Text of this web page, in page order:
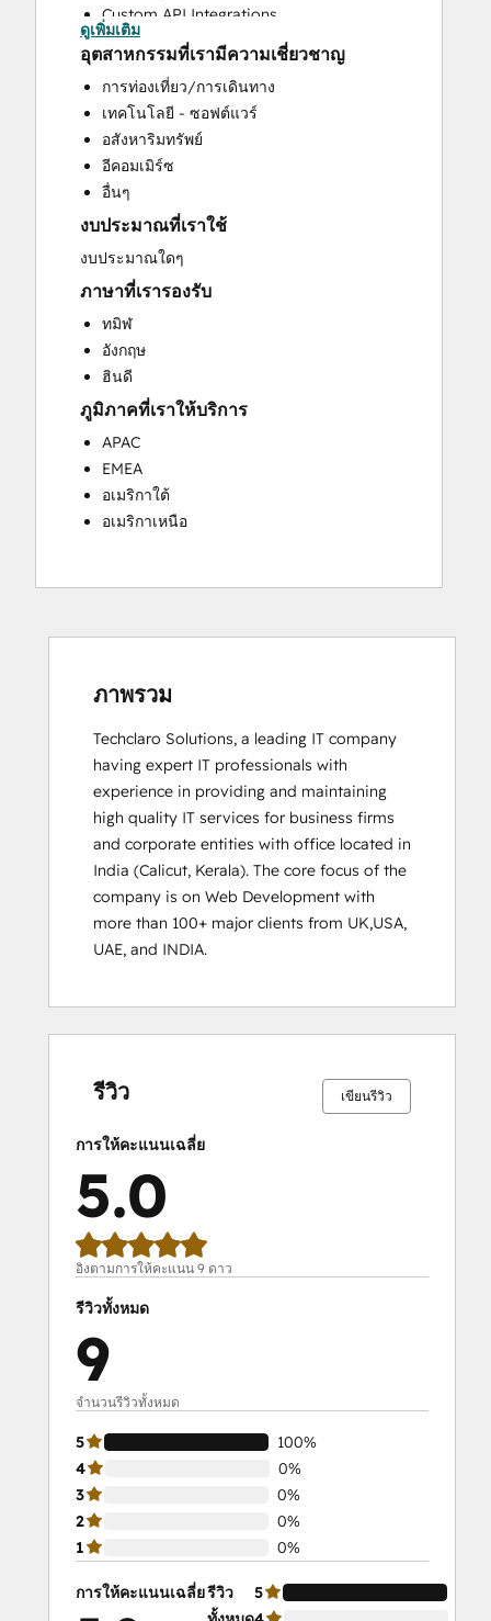
Custom API Integrations
Knowledge Base Development
Search Engine Optimization
Website Design
Website Development
Website Migration
ดูเพิ่มเติม
อุตสาหกรรมที่เรามีความเชี่ยวชาญ
การท่องเที่ยว/การเดินทาง
เทคโนโลยี - ซอฟต์แวร์
อสังหาริมทรัพย์
อีคอมเมิร์ซ
อื่นๆ
งบประมาณที่เราใช้
งบประมาณใดๆ
ภาษาที่เรารองรับ
ทมิฬ
อังกฤษ
ฮินดี
ภูมิภาคที่เราให้บริการ
APAC
EMEA
อเมริกาใต้
อเมริกาเหนือ
ภาพรวม
Techclaro Solutions, a leading IT company
having expert IT professionals with
experience in providing and maintaining
high quality IT services for business firms
and corporate entities with office located in
India (Calicut, Kerala). The core focus of the
company is on Web Development with
more than 100+ major clients from UK,USA,
UAE, and INDIA.
รีวิว เขียนรีวิว
การให้คะแนนเฉลี่ย
5.0
อิงตามการให้คะแนน 9 ดาว
รีวิวทั้งหมด
9
จำนวนรีวิวทั้งหมด
5
100%
4
0%
0%
3
0%
0%
2
0%
0%
1
0%
0%
การให้คะแนนเฉลี่ยรีวิว
5
100%